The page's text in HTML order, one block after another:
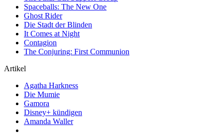
Spaceballs: The New One
Ghost Rider
Die Stadt der Blinden
It Comes at Night
Contagion
The Conjuring: First Communion
Artikel
Agatha Harkness
Die Mumie
Gamora
Disney+ kündigen
Amanda Waller